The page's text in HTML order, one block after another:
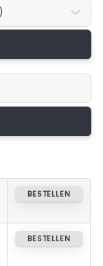
BESTELLEN
BESTELLEN